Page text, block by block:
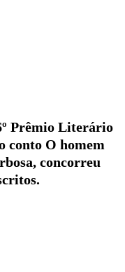
Prêmio Literário
conto O homem
concorreu